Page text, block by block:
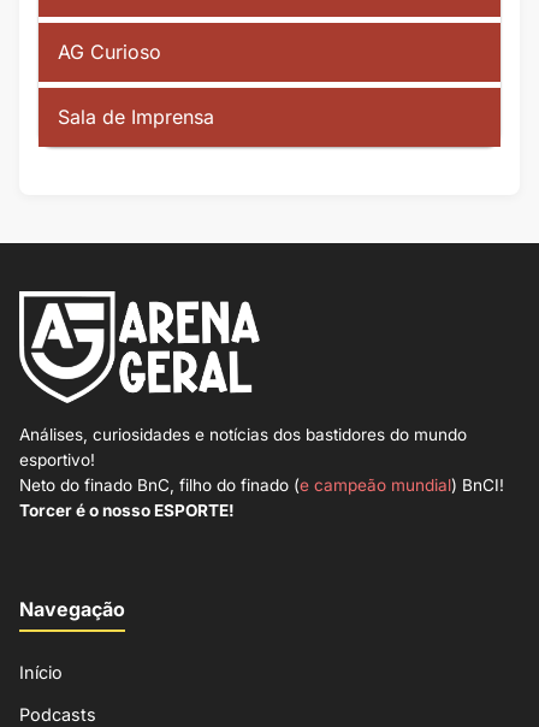
AG Curioso
Sala de Imprensa
Análises, curiosidades e notícias dos bastidores do mundo
esportivo!
Neto do finado BnC, filho do finado (e campeão mundial) BnCI!
Torcer é o nosso ESPORTE!
Navegação
Início
Podcasts